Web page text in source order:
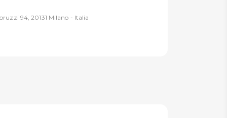
94, 20131 Milano - Italia